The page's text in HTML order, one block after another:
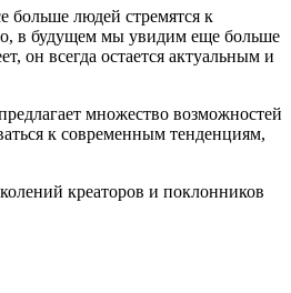
больше людей стремятся к
в будущем мы увидим еще больше
он всегда остается актуальным и
множество возможностей
к современным тенденциям,
креаторов и поклонников